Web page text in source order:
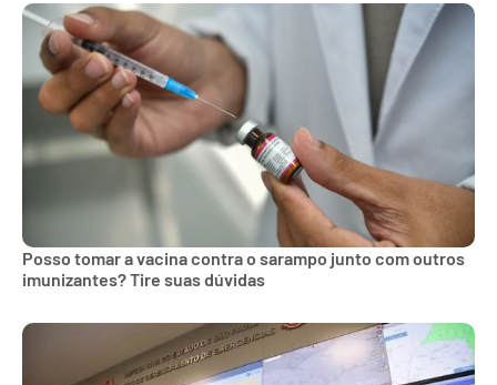
Posso tomar a vacina contra o sarampo junto com outros
imunizantes? Tire suas dúvidas